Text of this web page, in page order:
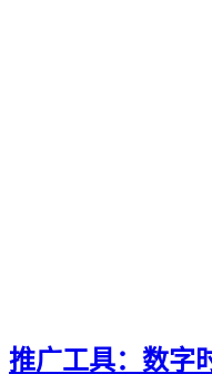
推广工具：数字